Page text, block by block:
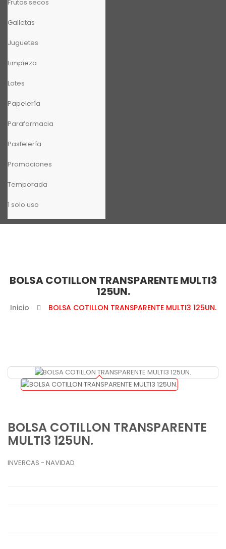
Frutos secos
Galletas
Juguetes
Limpieza
Lotes
Papelería
Parafarmacia
Pastelería
Promociones
Temporada
1 solo uso
BOLSA COTILLON TRANSPARENTE MULTI3
125UN.
Inicio BOLSA COTILLON TRANSPARENTE MULTI3 125UN.
BOLSA COTILLON TRANSPARENTE
MULTI3 125UN.
INVERCAS - NAVIDAD